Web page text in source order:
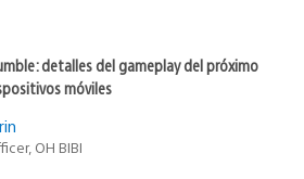
detalles del gameplay del próximo
móviles
OH BIBI